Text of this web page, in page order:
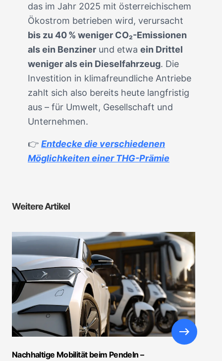
das im Jahr 2025 mit österreichischem
Ökostrom betrieben wird, verursacht
bis zu 40 % weniger CO₂-Emissionen
als ein Benziner und etwa ein Drittel
weniger als ein Dieselfahrzeug. Die
Investition in klimafreundliche Antriebe
zahlt sich also bereits heute langfristig
aus – für Umwelt, Gesellschaft und
Unternehmen.
👉 Entdecke die verschiedenen
Möglichkeiten einer THG-Prämie
Weitere Artikel
Nachhaltige Mobilität beim Pendeln –